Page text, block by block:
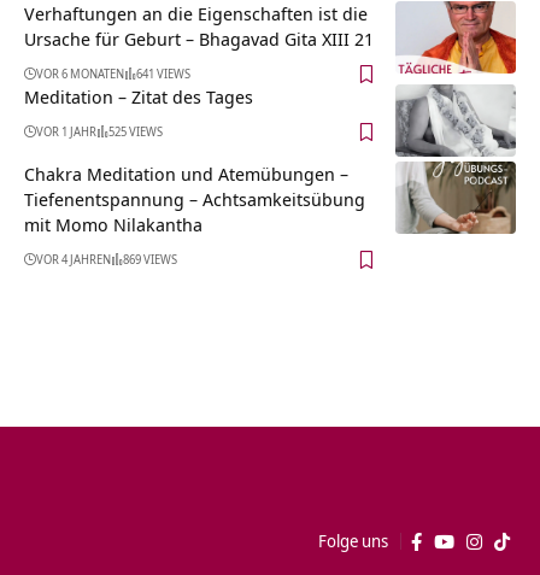
Verhaftungen an die Eigenschaften ist die
Ursache für Geburt – Bhagavad Gita XIII 21
VOR 6 MONATEN 641 VIEWS
Meditation – Zitat des Tages
VOR 1 JAHR 525 VIEWS
Chakra Meditation und Atemübungen –
Tiefenentspannung – Achtsamkeitsübung
mit Momo Nilakantha
VOR 4 JAHREN 869 VIEWS
Folge uns